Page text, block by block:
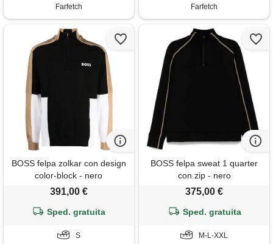
Farfetch
Farfetch
BOSS felpa zolkar con design
color-block - nero
391,00 €
Sped. gratuita
S
BOSS felpa sweat 1 quarter
con zip - nero
375,00 €
Sped. gratuita
M-L-XXL